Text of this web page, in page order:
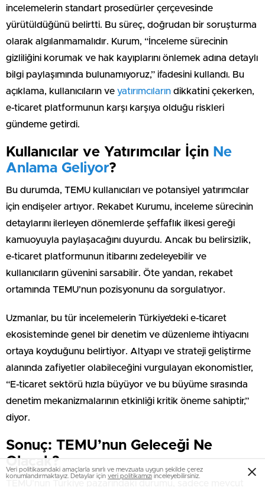
incelemelerin standart prosedürler çerçevesinde
yürütüldüğünü belirtti. Bu süreç, doğrudan bir soruşturma
olarak algılanmamalıdır. Kurum, “İnceleme sürecinin
gizliliğini korumak ve hak kayıplarını önlemek adına detaylı
bilgi paylaşımında bulunamıyoruz,” ifadesini kullandı. Bu
açıklama, kullanıcıların ve yatırımcıların dikkatini çekerken,
e-ticaret platformunun karşı karşıya olduğu riskleri
gündeme getirdi.
Kullanıcılar ve Yatırımcılar İçin Ne
Anlama Geliyor?
Bu durumda, TEMU kullanıcıları ve potansiyel yatırımcılar
için endişeler artıyor. Rekabet Kurumu, inceleme sürecinin
detaylarını ilerleyen dönemlerde şeffaflık ilkesi gereği
kamuoyuyla paylaşacağını duyurdu. Ancak bu belirsizlik,
e-ticaret platformunun itibarını zedeleyebilir ve
kullanıcıların güvenini sarsabilir. Öte yandan, rekabet
ortamında TEMU’nun pozisyonunu da sorgulatıyor.
Uzmanlar, bu tür incelemelerin Türkiye’deki e-ticaret
ekosisteminde genel bir denetim ve düzenleme ihtiyacını
ortaya koyduğunu belirtiyor. Altyapı ve strateji geliştirme
alanında zafiyetler olabileceğini vurgulayan ekonomistler,
“E-ticaret sektörü hızla büyüyor ve bu büyüme sırasında
denetim mekanizmalarının etkinliği kritik öneme sahiptir,”
diyor.
Sonuç: TEMU’nun Geleceği Ne
Olacak?
Veri politikasındaki amaçlarla sınırlı ve mevzuata uygun şekilde çerez
konumlandırmaktayız. Detaylar için veri politikamızı inceleyebilirsiniz.